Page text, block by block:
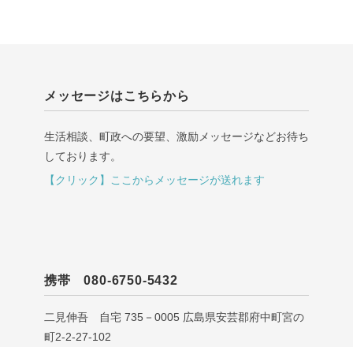
メッセージはこちらから
生活相談、町政への要望、激励メッセージなどお待ち
しております。
【クリック】ここからメッセージが送れます
携帯 080-6750-5432
二見伸吾 自宅 735－0005 広島県安芸郡府中町宮の
町2-2-27-102